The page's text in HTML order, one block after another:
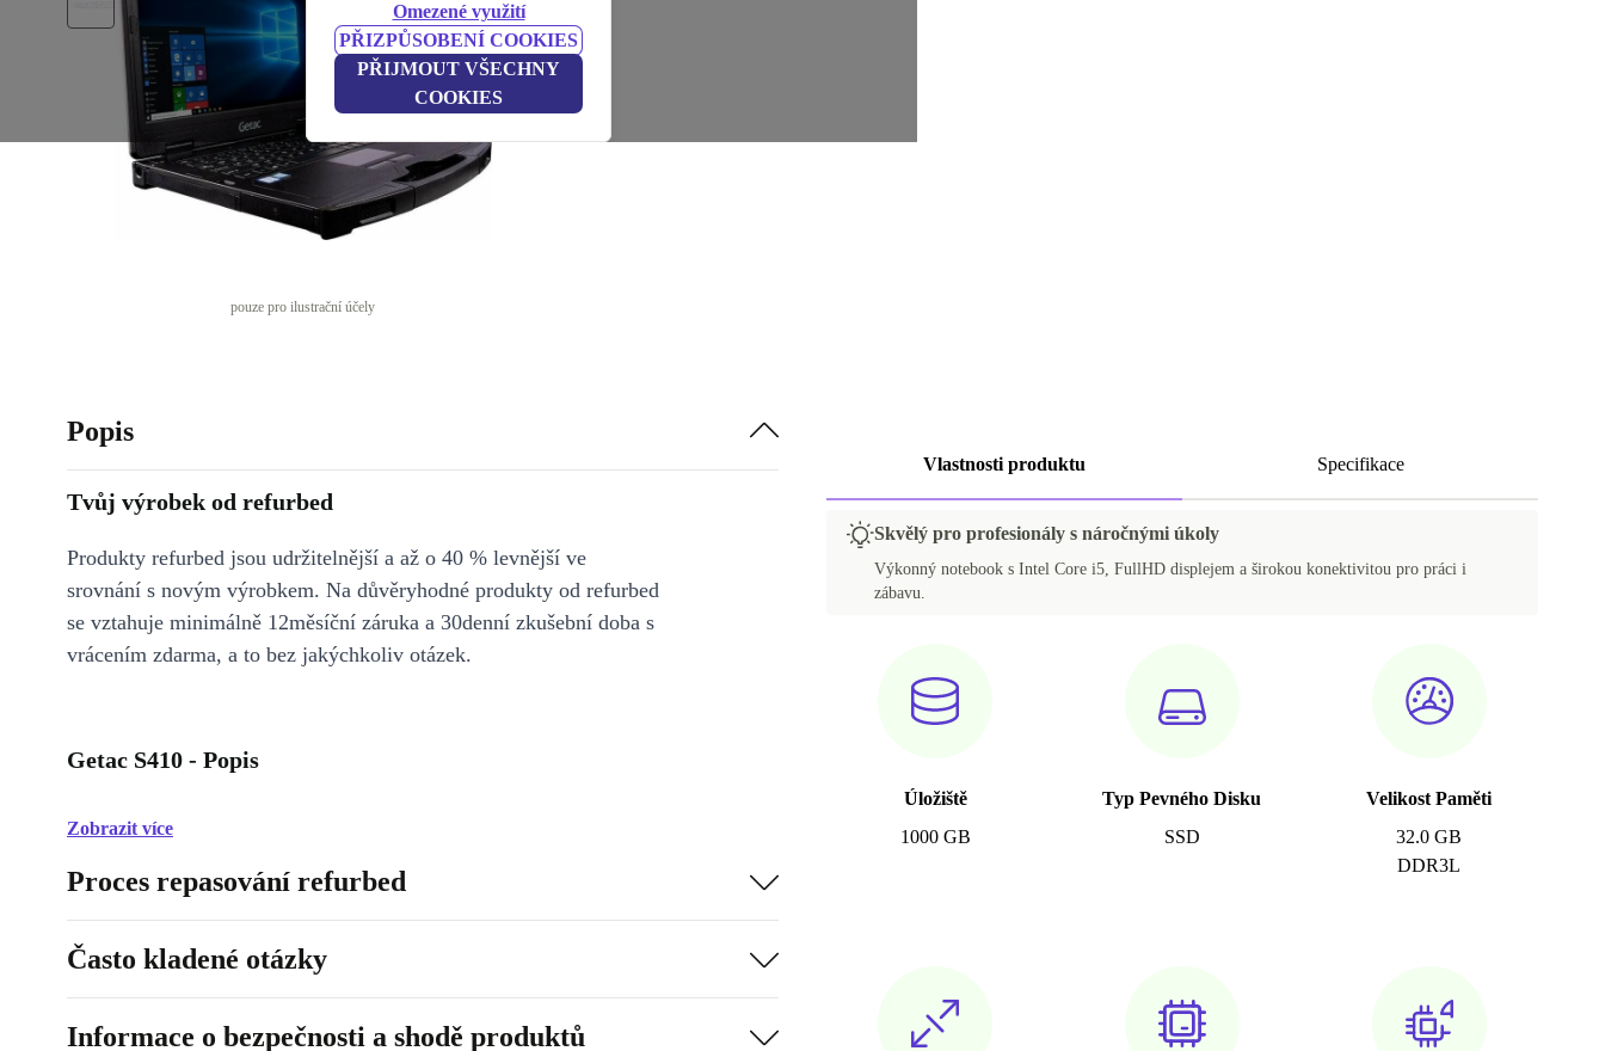
Omezené využití
PŘIZPŮSOBENÍ COOKIES
PŘIJMOUT VŠECHNY
COOKIES
pouze pro ilustrační účely
Vlastnosti produktu Specifikace
Skvělý pro profesionály s náročnými úkoly
Výkonný notebook s Intel Core i5, FullHD displejem a širokou konektivitou pro práci i
zábavu.
Úložiště
1000 GB
Typ Pevného Disku
SSD
Velikost Paměti
32.0 GB
DDR3L
Popis
Tvůj výrobek od refurbed
Produkty refurbed jsou udržitelnější a až o 40 % levnější ve
srovnání s novým výrobkem. Na důvěryhodné produkty od refurbed
se vztahuje minimálně 12měsíční záruka a 30denní zkušební doba s
vrácením zdarma, a to bez jakýchkoliv otázek.
Getac S410 - Popis
Zobrazit více
Proces repasování refurbed
Často kladené otázky
Informace o bezpečnosti a shodě produktů